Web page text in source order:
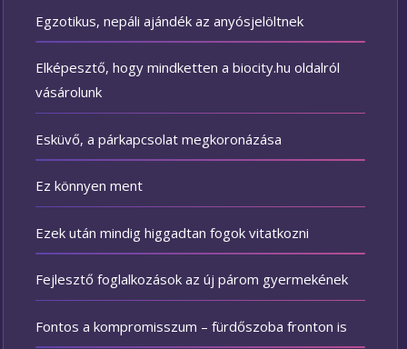
Egzotikus, nepáli ajándék az anyósjelöltnek
Elképesztő, hogy mindketten a biocity.hu oldalról
vásárolunk
Esküvő, a párkapcsolat megkoronázása
Ez könnyen ment
Ezek után mindig higgadtan fogok vitatkozni
Fejlesztő foglalkozások az új párom gyermekének
Fontos a kompromisszum – fürdőszoba fronton is